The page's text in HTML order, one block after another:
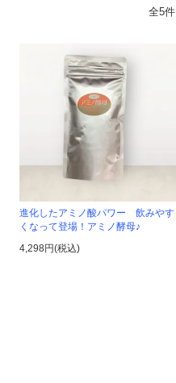
全5件
進化したアミノ酸パワー 飲みやす
くなって登場！アミノ酵母♪
4,298円(税込)